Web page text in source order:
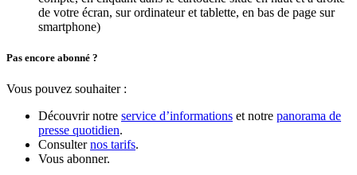
de votre écran, sur ordinateur et tablette, en bas de page sur
smartphone)
Pas encore abonné ?
Vous pouvez souhaiter :
Découvrir notre service d’informations et notre panorama de
presse quotidien.
Consulternos tarifs.
Vous abonner.